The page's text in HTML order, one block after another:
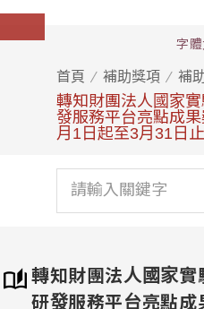
首頁 補助獎項 補
轉知財團法人國家
發服務平台亮點成
月1日起至3月31日止
字
轉知財團法人國家實
研發服務平台亮點成